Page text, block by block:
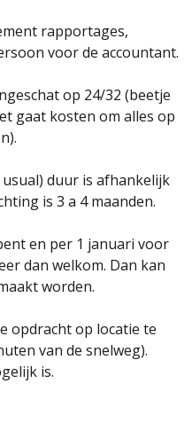
rapportages,
voor de accountant.
op 24/32 (beetje
gaat kosten om alles op
duur is afhankelijk
is 3 a 4 maanden.
en per 1 januari voor
dan welkom. Dan kan
worden.
opdracht op locatie te
van de snelweg).
is.